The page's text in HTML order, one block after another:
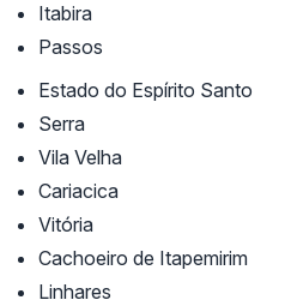
Itabira
Passos
Estado do Espírito Santo
Serra
Vila Velha
Cariacica
Vitória
Cachoeiro de Itapemirim
Linhares